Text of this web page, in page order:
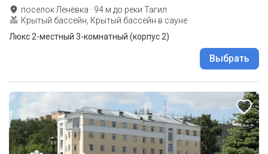
поселок Ленёвка · 94 м до реки Тагил
Крытый бассейн, Крытый бассейн в сауне
Люкс 2-местный 3-комнатный (корпус 2)
Выбрать